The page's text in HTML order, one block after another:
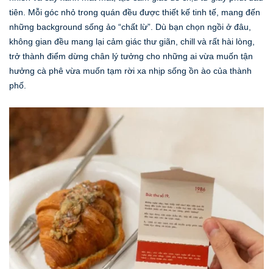
tiên. Mỗi góc nhỏ trong quán đều được thiết kế tinh tế, mang đến
những background sống ảo “chất lừ”. Dù bạn chọn ngồi ở đâu,
không gian đều mang lại cảm giác thư giãn, chill và rất hài lòng,
trở thành điểm dừng chân lý tưởng cho những ai vừa muốn tận
hưởng cà phê vừa muốn tạm rời xa nhịp sống ồn ào của thành
phố.